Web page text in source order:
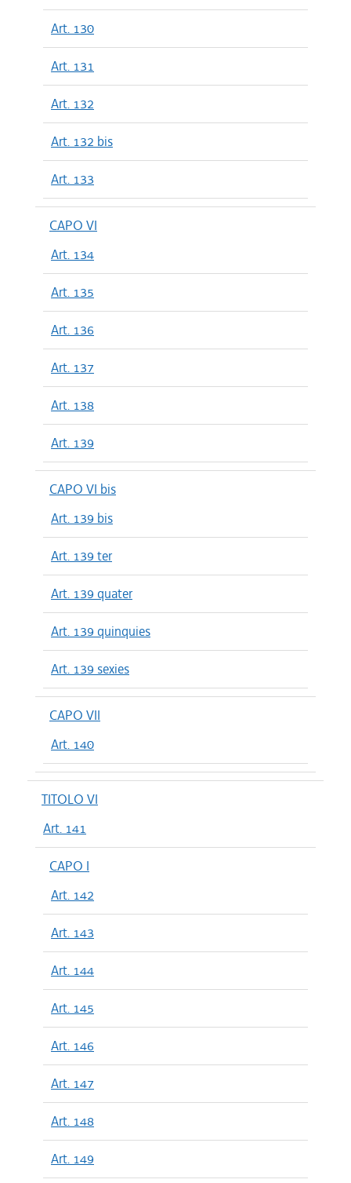
Art. 130
Art. 131
Art. 132
Art. 132 bis
Art. 133
CAPO VI
Art. 134
Art. 135
Art. 136
Art. 137
Art. 138
Art. 139
CAPO VI bis
Art. 139 bis
Art. 139 ter
Art. 139 quater
Art. 139 quinquies
Art. 139 sexies
CAPO VII
Art. 140
TITOLO VI
Art. 141
CAPO I
Art. 142
Art. 143
Art. 144
Art. 145
Art. 146
Art. 147
Art. 148
Art. 149